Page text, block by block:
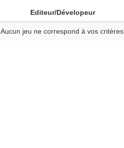
Editeur/Dévelopeur
Aucun jeu ne correspond à vos critères.